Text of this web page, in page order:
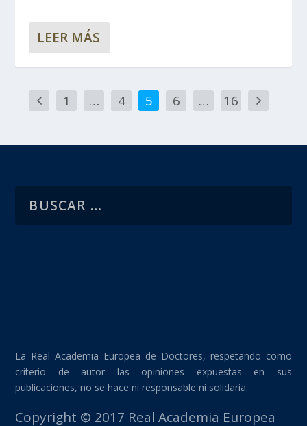
LEER MÁS
1 … 4 5 6 … 16
La Real Academia Europea de Doctores, respetando como
criterio de autor las opiniones expuestas en sus
publicaciones, no se hace ni responsable ni solidaria.
Copyright © 2017 Real Academia Europea